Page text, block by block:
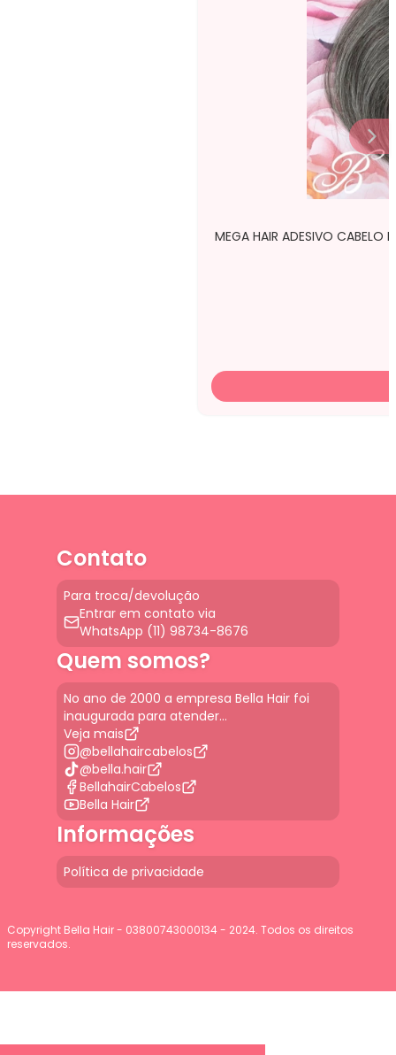
MEGA HAIR ADESIVO
Contato
Para troca/devolução
Entrar em contato via
WhatsApp (11) 98734-8676
Quem somos?
No ano de 2000 a empresa Bella Hair foi
inaugurada para atender...
Veja mais
@bellahaircabelos
@bella.hair
BellahairCabelos
Bella Hair
Informações
Política de privacidade
Copyright Bella Hair - 03800743000134 - 2024. Todos os direitos
reservados.